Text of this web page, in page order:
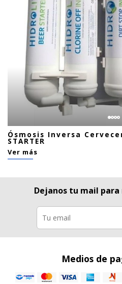
Ósmosis Inversa
STARTER
Ver más
Dejanos tu mail
Medios de